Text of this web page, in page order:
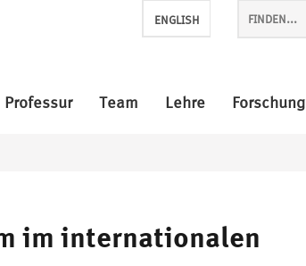
ENGLISH
Professur Team Lehre Forschung
im internationalen